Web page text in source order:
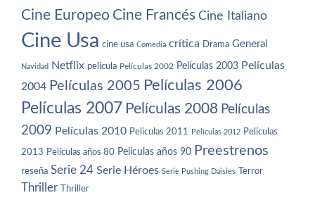
Cine Europeo Cine Francés Cine Italiano
Cine Usa cine usa Comedia crítica Drama General
Navidad Netflix película Películas 2002 Películas 2003 Películas
2004 Películas 2005 Películas 2006
Películas 2007 Películas 2008 Películas
2009 Películas 2010 Películas 2011 Películas 2012 Películas
2013 Películas años 80 Películas años 90 Preestrenos
reseña Serie 24 Serie Héroes Serie Pushing Daisies Terror
Thriller Thriller